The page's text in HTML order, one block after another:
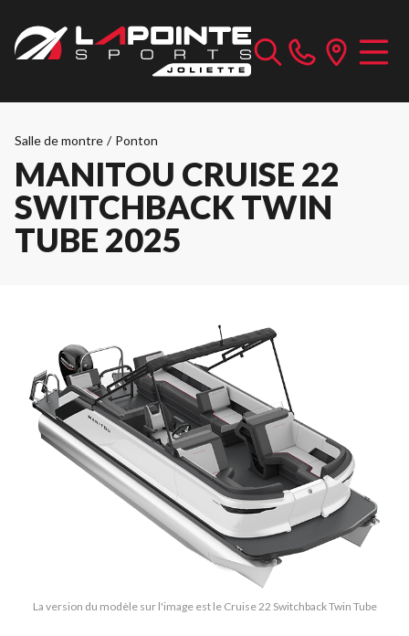
Salle de montre / Ponton
MANITOU CRUISE 22
SWITCHBACK TWIN
TUBE 2025
La version du modèle sur l'image est le Cruise 22 Switchback Twin Tube